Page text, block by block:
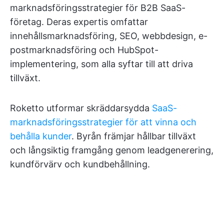
marknadsföringsstrategier för B2B SaaS-
företag. Deras expertis omfattar
innehållsmarknadsföring, SEO, webbdesign, e-
postmarknadsföring och HubSpot-
implementering, som alla syftar till att driva
tillväxt.
Roketto utformar skräddarsydda SaaS-
marknadsföringsstrategier för att vinna och
behålla kunder. Byrån främjar hållbar tillväxt
och långsiktig framgång genom leadgenerering,
kundförvärv och kundbehållning.